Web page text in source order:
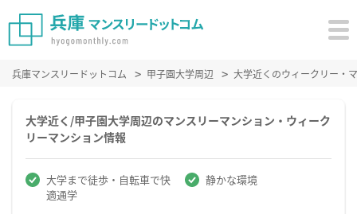
兵庫マンスリードットコム 甲子園大学周辺 大学近くのウィークリー・
大学近く/甲子園大学周辺のマンスリーマンション・ウィーク
リーマンション情報
大学まで徒歩・自転車で快
適通学
静かな環境